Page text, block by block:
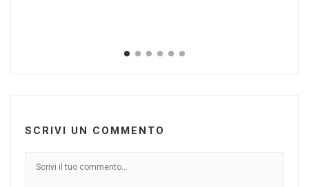
SCRIVI UN COMMENTO